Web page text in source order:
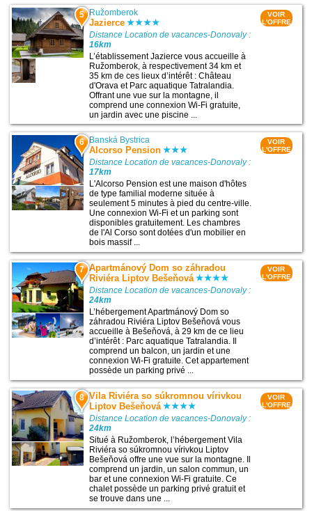
5 Ružomberok
Jazierce
Distance Location de vacances-Donovaly :
16km
L’établissement Jazierce vous accueille à
Ružomberok, à respectivement 34 km et
35 km de ces lieux d’intérêt : Château
d'Orava et Parc aquatique Tatralandia.
Offrant une vue sur la montagne, il
comprend une connexion Wi-Fi gratuite,
un jardin avec une piscine ...
VOIR
L'OFFRE
6 Banská Bystrica
Alcorso Pension
Distance Location de vacances-Donovaly :
17km
L'Alcorso Pension est une maison d'hôtes
de type familial moderne située à
seulement 5 minutes à pied du centre-ville.
Une connexion Wi-Fi et un parking sont
disponibles gratuitement. Les chambres
de l'Al Corso sont dotées d'un mobilier en
bois massif ...
VOIR
L'OFFRE
7 Apartmánový Dom so záhradou
Riviéra Liptov Bešeňová
Distance Location de vacances-Donovaly :
24km
L’hébergement Apartmánový Dom so
záhradou Riviéra Liptov Bešeňová vous
accueille à Bešeňová, à 29 km de ce lieu
d’intérêt : Parc aquatique Tatralandia. Il
comprend un balcon, un jardin et une
connexion Wi-Fi gratuite. Cet appartement
possède un parking privé ...
VOIR
L'OFFRE
8 Vila Riviéra so súkromnou vírivkou
Liptov Bešeňová
Distance Location de vacances-Donovaly :
24km
Situé à Ružomberok, l’hébergement Vila
Riviéra so súkromnou vírivkou Liptov
Bešeňová offre une vue sur la montagne. Il
comprend un jardin, un salon commun, un
bar et une connexion Wi-Fi gratuite. Ce
chalet possède un parking privé gratuit et
se trouve dans une ...
VOIR
L'OFFRE